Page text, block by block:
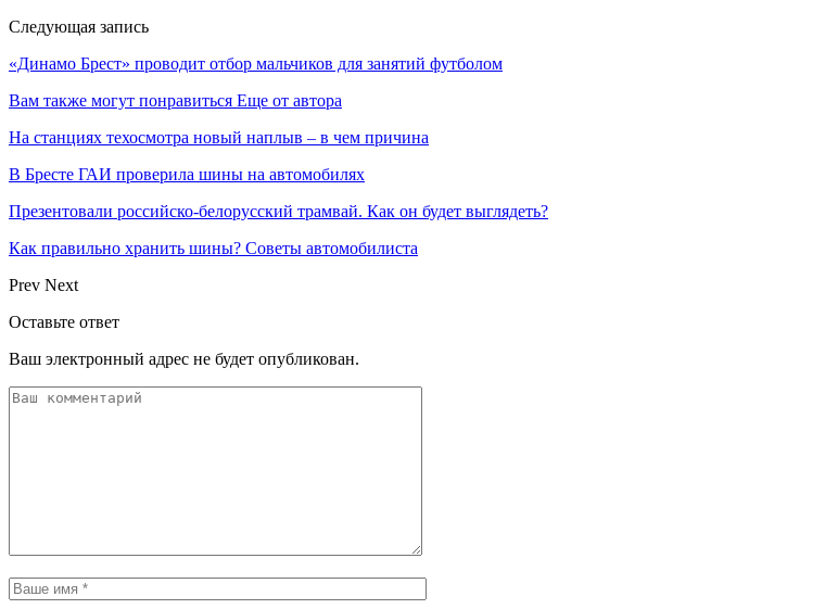
Следующая запись
«Динамо Брест» проводит отбор мальчиков для занятий футболом
Вам также могут понравиться Еще от автора
На станциях техосмотра новый наплыв – в чем причина
В Бресте ГАИ проверила шины на автомобилях
Презентовали российско-белорусский трамвай. Как он будет выглядеть?
Как правильно хранить шины? Советы автомобилиста
Prev Next
Оставьте ответ
Ваш электронный адрес не будет опубликован.